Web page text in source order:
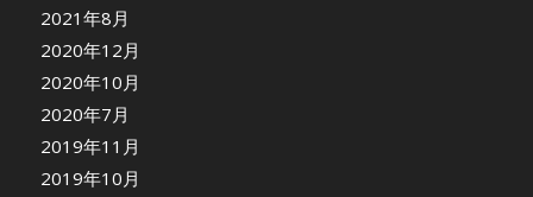
2021年8月
2020年12月
2020年10月
2020年7月
2019年11月
2019年10月